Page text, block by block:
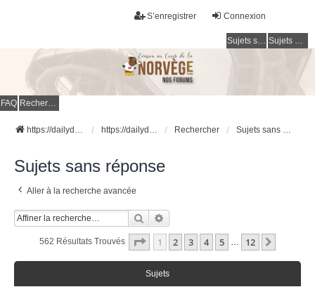
Connexion
S’enregistrer
Sujets sans réponse Sujets actifs
FAQ Rechercher
https://dailydigesthub.com https://dailydigesthub.com Rechercher Sujets sans réponse
Sujets sans réponse
Aller à la recherche avancée
Rechercher
562 Résultats Trouvés Page 1Sur
1 2 3 4 5 … 12
Sujets